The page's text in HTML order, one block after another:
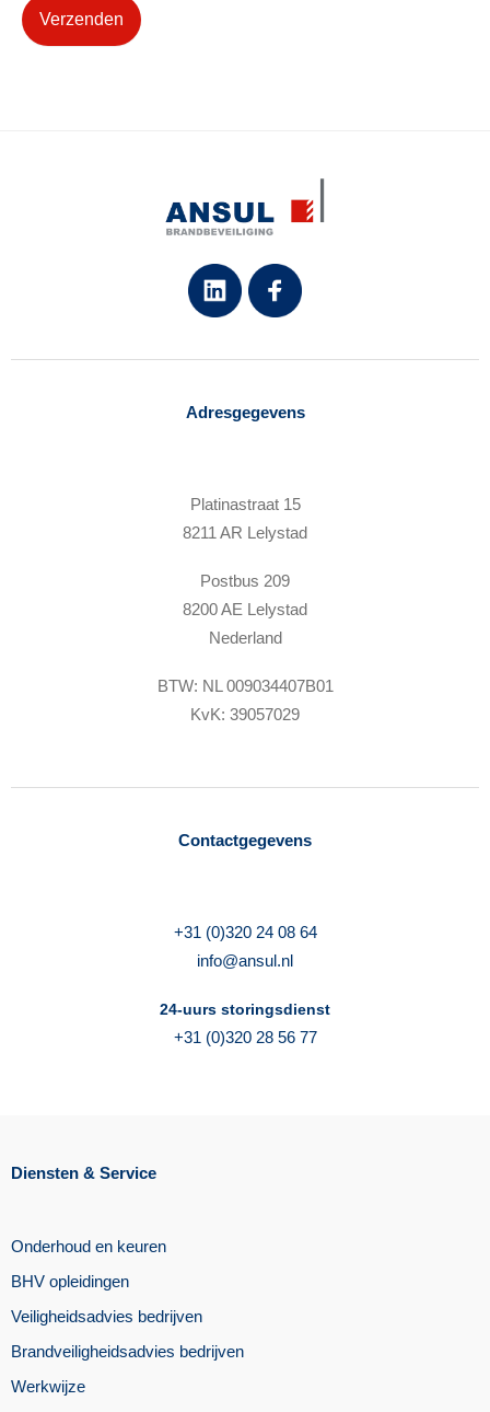
Verzenden
Adresgegevens
Platinastraat 15
8211 AR Lelystad
Postbus 209
8200 AE Lelystad
Nederland
BTW: NL 009034407B01
KvK: 39057029
Contactgegevens
+31 (0)320 24 08 64
info@ansul.nl
24-uurs storingsdienst
+31 (0)320 28 56 77
Diensten & Service
Onderhoud en keuren
BHV opleidingen
Veiligheidsadvies bedrijven
Brandveiligheidsadvies bedrijven
Werkwijze